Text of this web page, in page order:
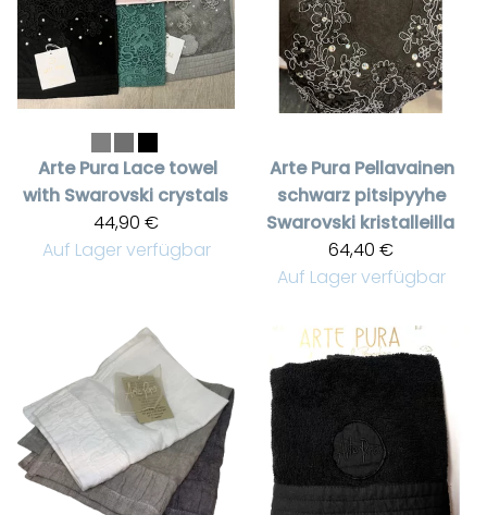
Arte Pura Lace towel
with Swarovski crystals
44,90 €
Auf Lager verfügbar
Arte Pura Pellavainen
schwarz pitsipyyhe
Swarovski kristalleilla
64,40 €
Auf Lager verfügbar